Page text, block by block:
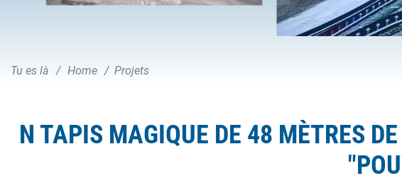
Tu es là Home Projets
N TAPIS MAGIQUE DE 48 MÈTRES